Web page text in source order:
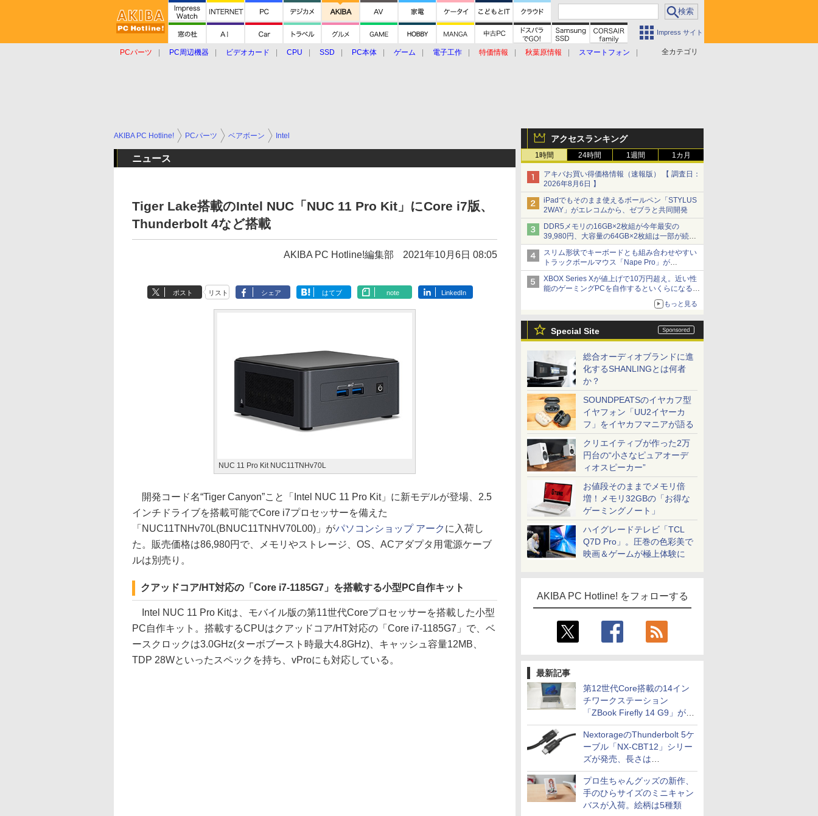
Impress サイト
全カテゴリ
PCパーツ PC周辺機器 ビデオカード CPU SSD PC本体 ゲーム 電子工作 特価情報 秋葉原情報
スマートフォン
アクセスランキング
1時間 24時間 1週間 1カ月
アキバお買い得価格情報（速報版） 【 調査日：
2026年8月6日 】
iPadでもそのまま使えるボールペン「STYLUS
2WAY」がエレコムから、ゼブラと共同開発
DDR5メモリの16GB×2枚組が今年最安の
39,980円、大容量の64GB×2枚組は一部が続騰
[8月前半のメモリ価格]
スリム形状でキーボードとも組み合わせやすい
トラックボールマウス「Nape Pro」が
Keychronから
XBOX Series Xが値上げで10万円超え。近い性
能のゲーミングPCを自作するといくらになる？
【石田賀津男の『酒の肴にPCゲーム』】
もっと見る
Special Site
総合オーディオブランドに進
化するSHANLINGとは何者
か？
SOUNDPEATSのイヤカフ型
イヤフォン「UU2イヤーカ
フ」をイヤカフマニアが語る
クリエイティブが作った2万
円台の“小さなピュアオーデ
ィオスピーカー”
お値段そのままでメモリ倍
増！メモリ32GBの「お得な
ゲーミングノート」
ハイグレードテレビ「TCL
Q7D Pro」。圧巻の色彩美で
映画＆ゲームが極上体験に
AKIBA PC Hotline! をフォローする
最新記事
第12世代Core搭載の14イン
チワークステーション
「ZBook Firefly 14 G9」が
79,800円！秋葉原で中古PC
セール
NextorageのThunderbolt 5ケ
ーブル「NX-CBT12」シリー
ズが発売、長さは
30cm/50cm/1mの3種類
プロ生ちゃんグッズの新作、
手のひらサイズのミニキャン
バスが入荷。絵柄は5種類
AKIBA PC Hotline! PCパーツ ベアボーン Intel
ニュース
Tiger Lake搭載のIntel NUC「NUC 11 Pro Kit」にCore i7版、
Thunderbolt 4など搭載
AKIBA PC Hotline!編集部 2021年10月6日 08:05
ポスト リスト シェア はてブ note LinkedIn
NUC 11 Pro Kit NUC11TNHv70L
開発コード名“Tiger Canyon”こと「Intel NUC 11 Pro Kit」に新モデルが登場、2.5
インチドライブを搭載可能でCore i7プロセッサーを備えた
「NUC11TNHv70L(BNUC11TNHV70L00)」がパソコンショップ アーク に入荷し
た。販売価格は86,980円で、メモリやストレージ、OS、ACアダプタ用電源ケーブ
ルは別売り。
クアッドコア/HT対応の「Core i7-1185G7」を搭載する小型PC自作キット
Intel NUC 11 Pro Kitは、モバイル版の第11世代Coreプロセッサーを搭載した小型
PC自作キット。搭載するCPUはクアッドコア/HT対応の「Core i7-1185G7」で、ベ
ースクロックは3.0GHz(ターボブースト時最大4.8GHz)、キャッシュ容量12MB、
TDP 28Wといったスペックを持ち、vProにも対応している。